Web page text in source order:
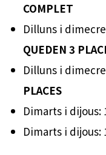
COMPLET
Dilluns i
QUEDEN 3
Dilluns i
PLACES
Dimarts i dijous:
Dimarts i dijous: